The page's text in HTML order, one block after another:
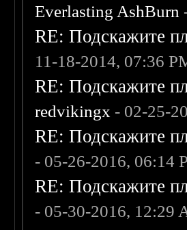
Everlasting AshBurn
RE: Подскажите
11-18-2014, 07:36
RE: Подскажите
redvikingx - 02-25-
RE: Подскажите
- 05-26-2016, 06:14
RE: Подскажите
- 05-30-2016, 12:29